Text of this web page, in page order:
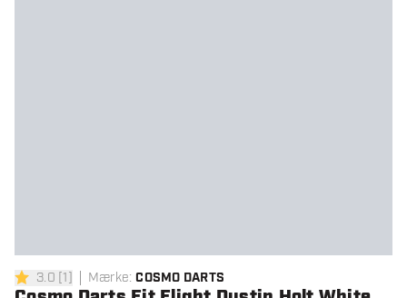
3 bedømmelsesstjerner
3.0 [1] Mærke: COSMO DARTS